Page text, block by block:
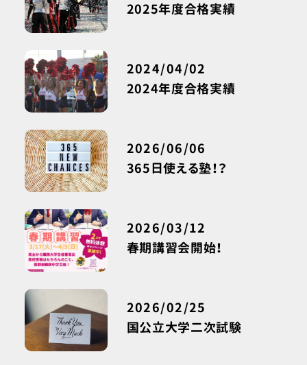
2025年度合格実績
2024年度合格実績
2024/04/02
365日使える塾！？
2026/06/06
春期講習会開始！
2026/03/12
国公立大学二次試験
2026/02/25